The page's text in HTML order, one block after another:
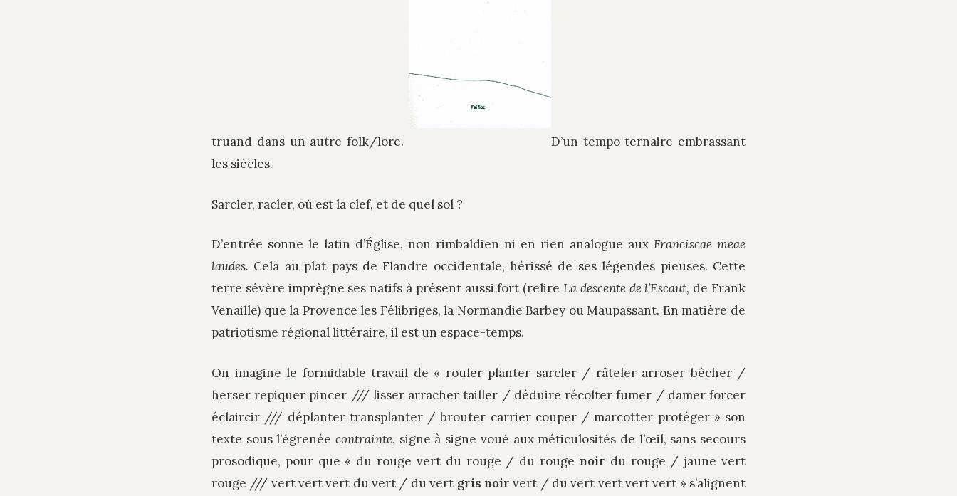
truand dans un autre folk/lore.
D’un tempo ternaire embrassant
les siècles.
Sarcler, racler, où est la clef, et de quel sol ?
D’entrée sonne le latin d’Église, non rimbaldien ni en rien analogue aux Franciscae meae
laudes. Cela au plat pays de Flandre occidentale, hérissé de ses légendes pieuses. Cette
terre sévère imprègne ses natifs à présent aussi fort (relire La descente de l’Escaut, de Frank
Venaille) que la Provence les Félibriges, la Normandie Barbey ou Maupassant. En matière de
patriotisme régional littéraire, il est un espace-temps.
On imagine le formidable travail de « rouler planter sarcler / râteler arroser bêcher /
herser repiquer pincer /// lisser arracher tailler / déduire récolter fumer / damer forcer
éclaircir /// déplanter transplanter / brouter carrier couper / marcotter protéger » son
texte sous l’égrenéecontrainte, signe à signe voué aux méticulosités de l’œil, sans secours
prosodique, pour que « du rouge vert du rouge / du rouge noir du rouge / jaune vert
rouge /// vert vert vert du vert / du vert gris noir vert / du vert vert vert vert » s’alignent